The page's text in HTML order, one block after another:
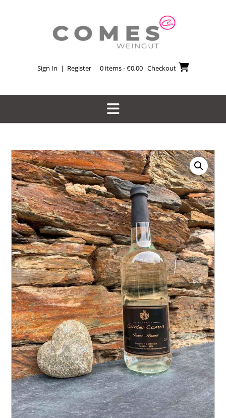
Sign In | Register 0 items - €0,00 Checkout